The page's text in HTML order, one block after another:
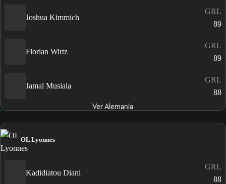
Joshua Kimmich
GRL
89
Florian Wirtz
GRL
89
Jamal Musiala
GRL
88
Ver Alemania
OL Lyonnes
Kadidiatou Diani
GRL
88